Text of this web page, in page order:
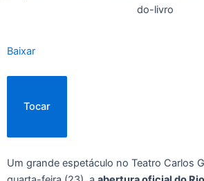
Baixar
Tocar
Um grande espetáculo no Teatro Carlos